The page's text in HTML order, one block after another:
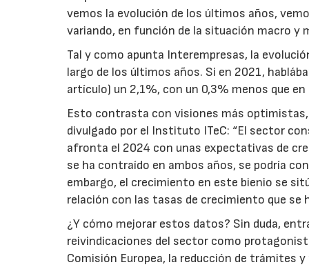
vemos la evolución de los últimos años,
variando, en función de la situación macro y
Tal y como apunta Interempresas, la
largo de los últimos años. Si en 2021,
artículo) un 2,1%, con un 0,3% menos que
Esto contrasta con visiones más
divulgado por el Instituto ITeC: “El sector
afronta el 2024 con unas expectativas de
se ha contraído en ambos años, se podría
embargo, el crecimiento en este bienio se
relación con las tasas de crecimiento que se
¿Y cómo mejorar estos datos? Sin duda,
reivindicaciones del sector como
Comisión Europea, la reducción de trámites